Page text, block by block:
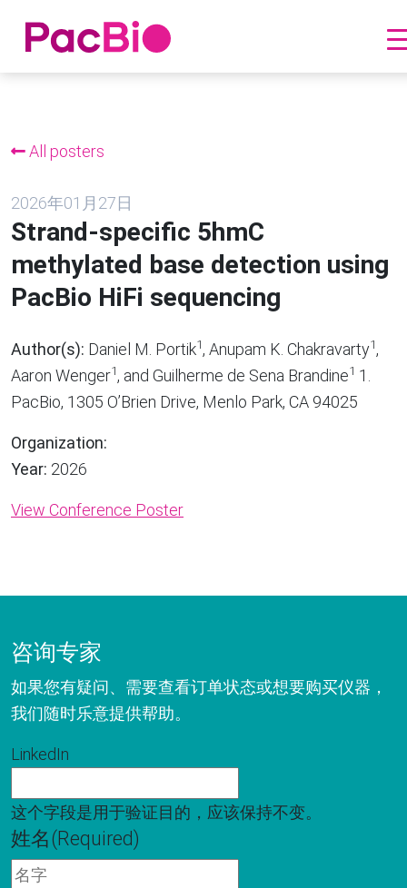
All posters
2026年01月27日
Strand-specific 5hmC
methylated base detection using
PacBio HiFi sequencing
Author(s): Daniel M. Portik1, Anupam K. Chakravarty1,
Aaron Wenger1, and Guilherme de Sena Brandine1 1.
PacBio, 1305 O’Brien Drive, Menlo Park, CA 94025
Organization:
Year: 2026
View Conference Poster
咨询专家
如果您有疑问、需要查看订单状态或想要购买仪器，
我们随时乐意提供帮助。
LinkedIn
这个字段是用于验证目的，应该保持不变。
姓名(Required)